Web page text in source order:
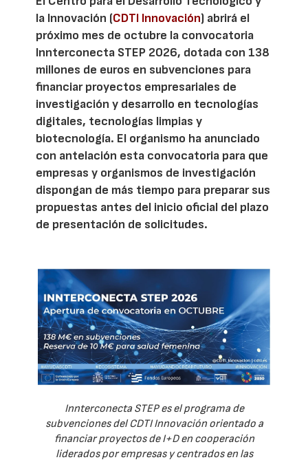
la Innovación (CDTI Innovación) abrirá el
próximo mes de octubre la convocatoria
Innterconecta STEP 2026, dotada con 138
millones de euros en subvenciones para
financiar proyectos empresariales de
investigación y desarrollo en tecnologías
digitales, tecnologías limpias y
biotecnología. El organismo ha anunciado
con antelación esta convocatoria para que
empresas y organismos de investigación
dispongan de más tiempo para preparar sus
propuestas antes del inicio oficial del plazo
de presentación de solicitudes.
Innterconecta STEP es el programa de
subvenciones del CDTI Innovación orientado a
financiar proyectos de I+D en cooperación
liderados por empresas y centrados en las